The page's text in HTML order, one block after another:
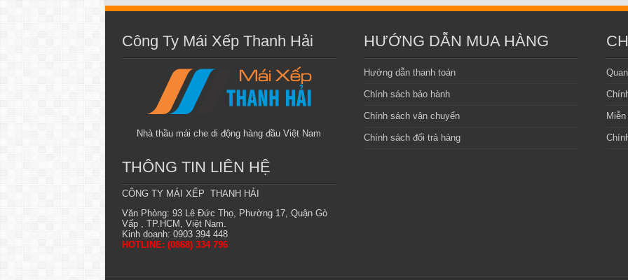
Công Ty Mái Xếp Thanh Hải
Nhà thầu mái che di động hàng đầu Việt Nam
THÔNG TIN LIÊN HỆ
CÔNG TY MÁI XẾP THANH HẢI
Văn Phòng: 93 Lê Đức Thọ, Phường 17, Quận Gò
Vấp , TP.HCM, Việt Nam.
Kinh doanh: 0903 394 448
HOTLINE: (0868) 334 796
HƯỚNG DẪN MUA HÀNG
Hướng dẫn thanh toán
Chính sách bảo hành
Chính sách vận chuyển
Chính sách đổi trả hàng